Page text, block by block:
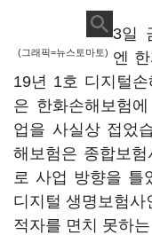
(그래픽=뉴스토마토)
3일
엔
19년 1호 디지털
은 한화손해보험
업을 사실상 접었
해보험은 종합보
로 사업 방향을 틀
디지털 생명보험사
적자를 면치 못하